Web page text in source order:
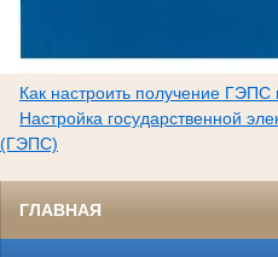
Как настроить получение ГЭПС
Настройка государственной
(ГЭПС)
ГЛАВНАЯ